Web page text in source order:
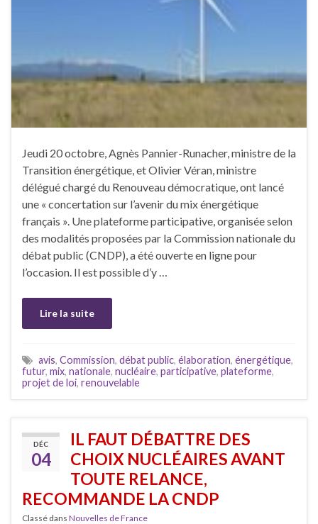
Jeudi 20 octobre, Agnès Pannier-Runacher, ministre de la
Transition énergétique, et Olivier Véran, ministre
délégué chargé du Renouveau démocratique, ont lancé
une « concertation sur l’avenir du mix énergétique
français ». Une plateforme participative, organisée selon
des modalités proposées par la Commission nationale du
débat public (CNDP), a été ouverte en ligne pour
l’occasion. Il est possible d’y …
Lire la suite
avis, Commission, débat public, élaboration, énergétique,
futur, mix, nationale, nucléaire, participative, plateforme,
projet de loi, renouvelable
DÉC
04
IL FAUT DÉBATTRE DES
CHOIX NUCLÉAIRES AVANT
TOUTE RELANCE,
RECOMMANDE LA CNDP
Classé dans Nouvelles de France